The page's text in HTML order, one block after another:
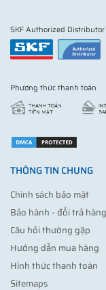
SKF Authorized Distributor
Phương thức thanh toán
THÔNG TIN CHUNG
Chính sách bảo mật
Bảo hành - đổi trả hàng
Câu hỏi thường gặp
Hướng dẫn mua hàng
Hình thức thanh toán
Sitemaps